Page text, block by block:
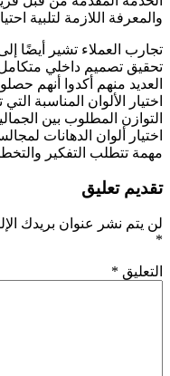
والمعرفة اللازمة لتلبية
تجارب العملاء تشير أيضًا
تحقيق تصميم داخلي
العديد منهم أكدوا أنهم
اختيار الألوان المناسبة
التوازن المطلوب بين
اختيار ألوان الدهانات
مهمة تتطلب التفكير
تقديم تعليق
لن يتم نشر عنوان بريدك
*
التعليق *